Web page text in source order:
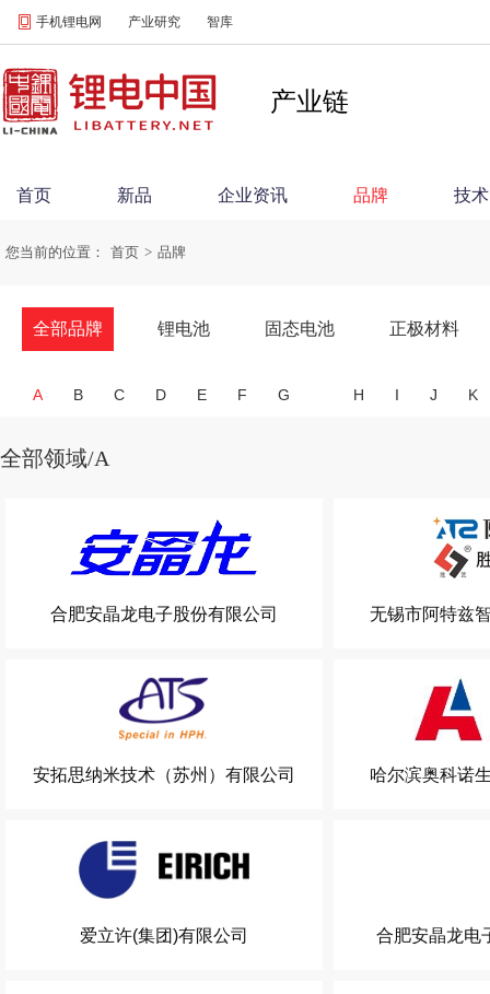
手机锂电网 产业研究 智库
产业链
首页 新品 企业资讯 品牌 技
您当前的位置： 首页 > 品牌
全部品牌 锂电池 固态电池 正极材料
A B C D E F G H I J K
全部领域/A
合肥安晶龙电子股份有限公司 无锡市阿特兹
安拓思纳米技术（苏州）有限公司 哈尔滨奥科诺
爱立许(集团)有限公司 合肥安晶龙电